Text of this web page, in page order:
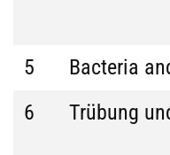
5
Bacteria
6
Trübung